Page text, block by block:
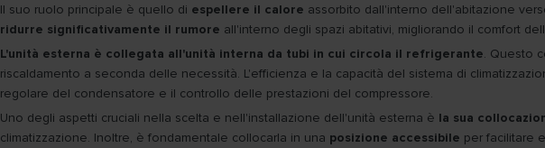
Il suo ruolo principale è quello di espellere il calore assorbito dall'interno dell'abitazione
ridurre significativamente il rumore all'interno degli spazi abitativi, migliorando il comfort
L'unità esterna è collegata all'unità interna da tubi in cui circola il refrigerante. Questo
riscaldamento a seconda delle necessità. L'efficienza e la capacità del sistema di
regolare del condensatore e il controllo delle prestazioni del compressore.
Uno degli aspetti cruciali nella scelta e nell'installazione dell'unità esterna è la sua
climatizzazione. Inoltre, è fondamentale collocarla in una posizione accessibile per facilitare